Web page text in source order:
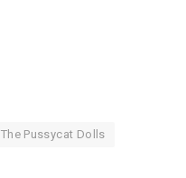
The Pussycat Dolls